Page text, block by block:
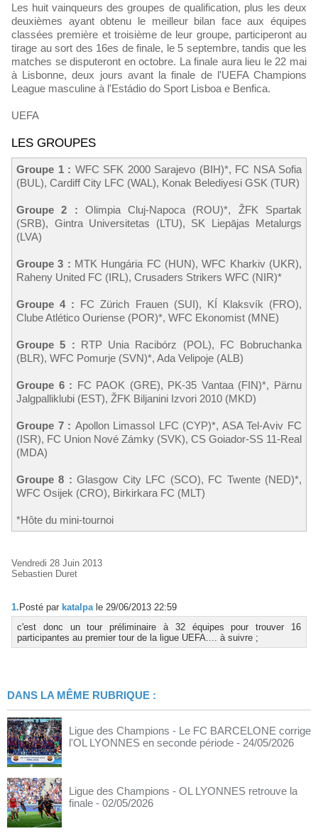
Les huit vainqueurs des groupes de qualification, plus les deux
deuxièmes ayant obtenu le meilleur bilan face aux équipes
classées première et troisième de leur groupe, participeront au
tirage au sort des 16es de finale, le 5 septembre, tandis que les
matches se disputeront en octobre. La finale aura lieu le 22 mai
à Lisbonne, deux jours avant la finale de l'UEFA Champions
League masculine à l'Estádio do Sport Lisboa e Benfica.
UEFA
LES GROUPES
Groupe 1 : WFC SFK 2000 Sarajevo (BIH)*, FC NSA Sofia
(BUL), Cardiff City LFC (WAL), Konak Belediyesi GSK (TUR)
Groupe 2 : Olimpia Cluj-Napoca (ROU)*, ŽFK Spartak
(SRB), Gintra Universitetas (LTU), SK Liepājas Metalurgs
(LVA)
Groupe 3 : MTK Hungária FC (HUN), WFC Kharkiv (UKR),
Raheny United FC (IRL), Crusaders Strikers WFC (NIR)*
Groupe 4 : FC Zürich Frauen (SUI), KÍ Klaksvík (FRO),
Clube Atlético Ouriense (POR)*, WFC Ekonomist (MNE)
Groupe 5 : RTP Unia Racibórz (POL), FC Bobruchanka
(BLR), WFC Pomurje (SVN)*, Ada Velipoje (ALB)
Groupe 6 : FC PAOK (GRE), PK-35 Vantaa (FIN)*, Pärnu
Jalgpalliklubi (EST), ŽFK Bilјanini Izvori 2010 (MKD)
Groupe 7 : Apollon Limassol LFC (CYP)*, ASA Tel-Aviv FC
(ISR), FC Union Nové Zámky (SVK), CS Goiador-SS 11-Real
(MDA)
Groupe 8 :Glasgow City LFC (SCO), FC Twente (NED)*,
WFC Osijek (CRO), Birkirkara FC (MLT)
*Hôte du mini-tournoi
Vendredi 28 Juin 2013
Sebastien Duret
1.Posté par katalpa le 29/06/2013 22:59
c'est donc un tour préliminaire à 32 équipes pour trouver 16
participantes au premier tour de la ligue UEFA.... à suivre ;
DANS LA MÊME RUBRIQUE :
Ligue des Champions - Le FC BARCELONE corrige
l'OL LYONNES en seconde période - 24/05/2026
Ligue des Champions - OL LYONNES retrouve la
finale - 02/05/2026